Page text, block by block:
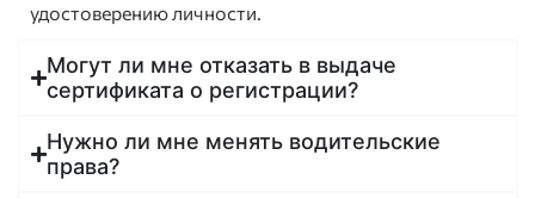
удостоверению личности.
Могут ли мне отказать в выдаче
сертификата о регистрации?
Нужно ли мне менять водительские
права?